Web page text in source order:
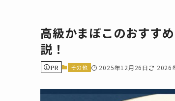
高級かまぼこのおすす
説！
PR その他 2025年12月26日 2026